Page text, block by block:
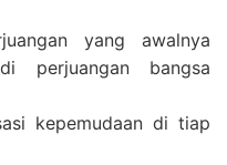
yang awalnya
perjuangan bangsa
kepemudaan di tiap